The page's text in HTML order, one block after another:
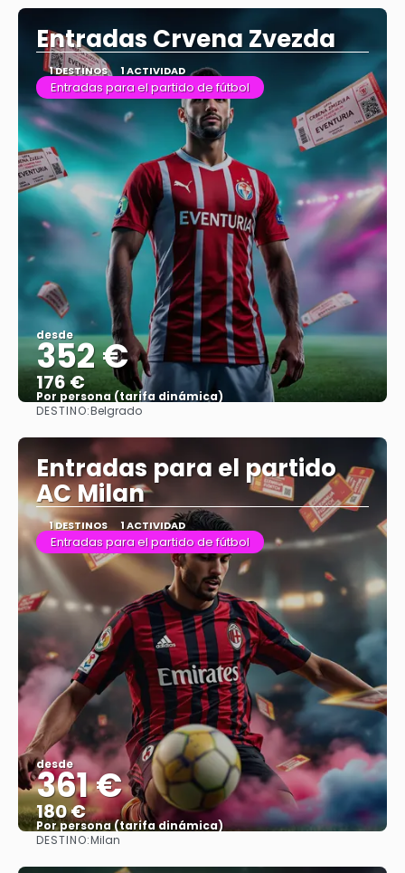
Entradas Crvena Zvezda
1 DESTINOS 1 ACTIVIDAD
Entradas para el partido de fútbol
desde
352 €
176 €
Por persona (tarifa dinámica)
DESTINO:Belgrado
Entradas para el partido
AC Milan
1 DESTINOS 1 ACTIVIDAD
Entradas para el partido de fútbol
desde
361 €
180 €
Por persona (tarifa dinámica)
DESTINO:Milan